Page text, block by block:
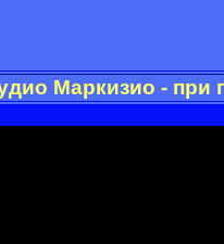
Маркизио - при